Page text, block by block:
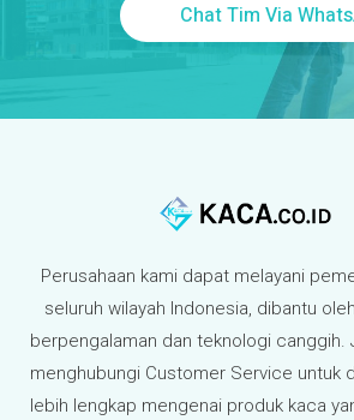
Chat Tim Via
Perusahaan kami dapat melayani
seluruh wilayah Indonesia, dibantu
berpengalaman dan teknologi canggih.
menghubungi Customer Service untuk
lebih lengkap mengenai produk kaca